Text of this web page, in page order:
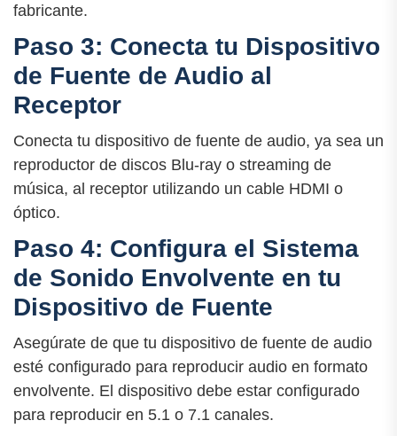
fabricante.
Paso 3: Conecta tu Dispositivo
de Fuente de Audio al
Receptor
Conecta tu dispositivo de fuente de audio, ya sea un
reproductor de discos Blu-ray o streaming de
música, al receptor utilizando un cable HDMI o
óptico.
Paso 4: Configura el Sistema
de Sonido Envolvente en tu
Dispositivo de Fuente
Asegúrate de que tu dispositivo de fuente de audio
esté configurado para reproducir audio en formato
envolvente. El dispositivo debe estar configurado
para reproducir en 5.1 o 7.1 canales.